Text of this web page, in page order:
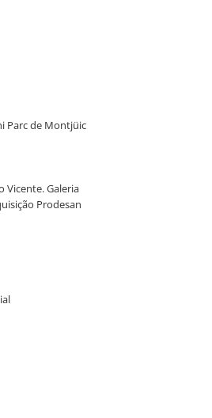
Parc de Montjüic
Vicente. Galeria
Prodesan